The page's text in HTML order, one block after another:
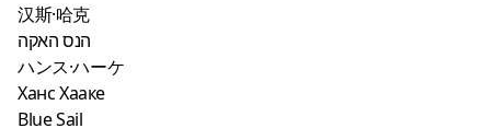
汉斯·哈克
הנס האקה
ハンス·ハーケ
Ханс Хааке
Blue Sail